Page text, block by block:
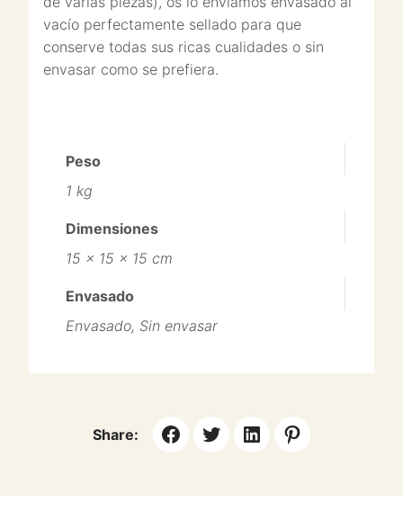
vacío perfectamente sellado para que
conserve todas sus ricas cualidades o sin
envasar como se prefiera.
Peso
1 kg
Dimensiones
15 × 15 × 15 cm
Envasado
Envasado, Sin envasar
Share: